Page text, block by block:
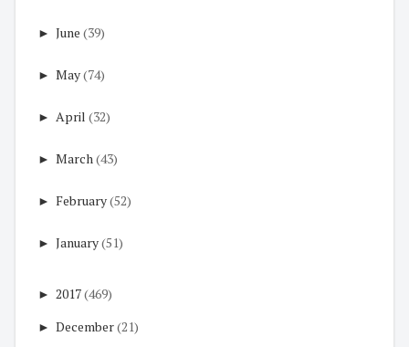
► June (39)
► May(74)
► April (32)
► March (43)
► February(52)
► January(51)
► 2017(469)
► December(21)